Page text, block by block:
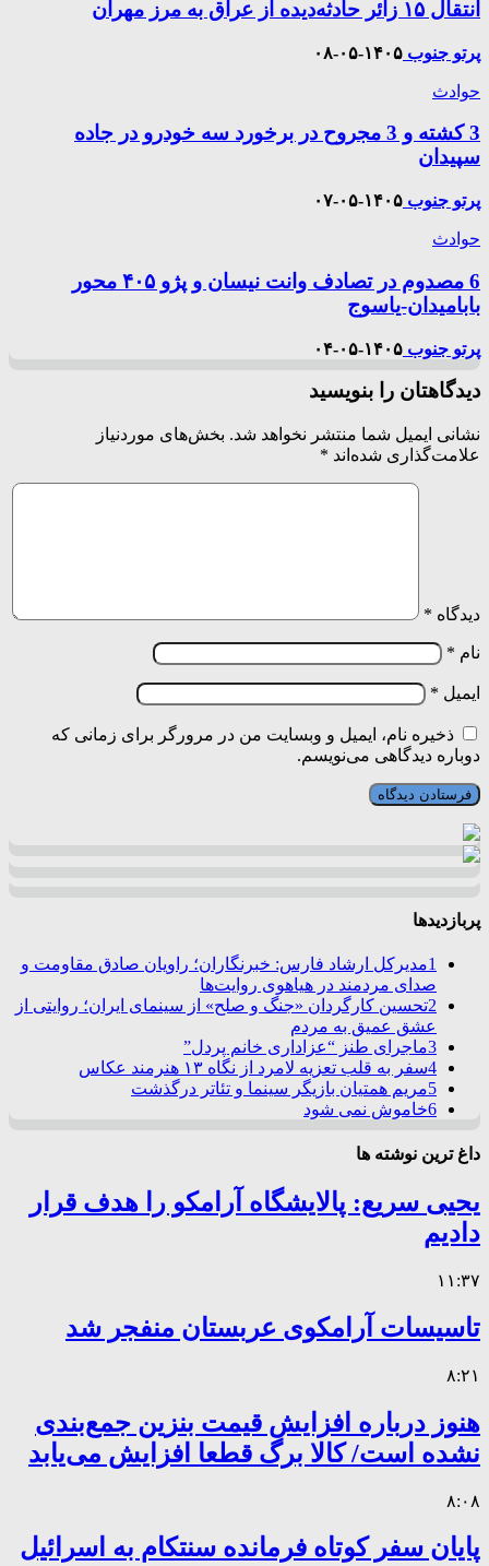
انتقال ۱۵ زائر حادثه‌دیده از عراق به مرز مهران
پرتو جنوب ۱۴۰۵-۰۵-۰۸
حوادث
3 کشته و 3 مجروح در برخورد سه خودرو در جاده
سپیدان
پرتو جنوب ۱۴۰۵-۰۵-۰۷
حوادث
6 مصدوم در تصادف وانت نیسان و پژو ۴۰۵ محور
بابامیدان-یاسوج
پرتو جنوب ۱۴۰۵-۰۵-۰۴
دیدگاهتان را بنویسید
نشانی ایمیل شما منتشر نخواهد شد. بخش‌های موردنیاز
علامت‌گذاری شده‌اند *
دیدگاه *
نام *
ایمیل *
ذخیره نام، ایمیل و وبسایت من در مرورگر برای زمانی که
دوباره دیدگاهی می‌نویسم.
پربازدیدها
1مدیرکل ارشاد فارس: خبرنگاران؛ راویان صادق مقاومت و
صدای مردمند در هیاهوی روایت‌ها
2تحسین کارگردان «جنگ و صلح» از سینمای ایران؛ روایتی از
عشق عمیق به مردم
3ماجرای طنز “عزاداری خانم پردل”
4سفر به قلب تعزیه لامرد از نگاه ۱۳ هنرمند عکاس
5مریم همتیان بازیگر سینما و تئاتر درگذشت
6خاموش نمی شود
داغ ترین نوشته ها
یحیی سریع: پالایشگاه آرامکو را هدف قرار
دادیم
۱۱:۳۷
تاسیسات آرامکوی عربستان منفجر شد
۸:۲۱
هنوز درباره افزایش قیمت بنزین جمع‌بندی
نشده است/ کالا برگ قطعا افزایش می‌یابد
۸:۰۸
پایان سفر کوتاه فرمانده سنتکام به اسرائیل